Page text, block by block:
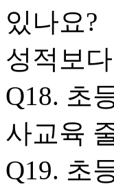
있나요?
성적보
Q18. 초
사교육
Q19. 초